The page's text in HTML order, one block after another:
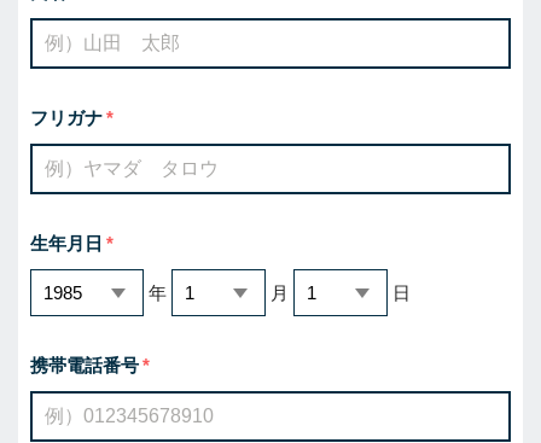
フリガナ
生年月日
年 月 日
携帯電話番号